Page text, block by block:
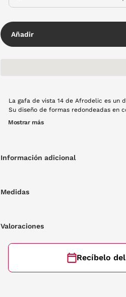
Añadir
La gafa de vista 14 de Afrodelic es un
Su diseño de formas redondeadas en
hombres como para mujeres.
Mostrar más
Información adicional
Medidas
Valoraciones
Recíbelo